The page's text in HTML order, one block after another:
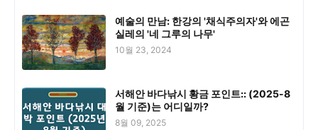
예술의 만남: 한강의 '채식주의자'와 에곤
실레의 '네 그루의 나무'
10월 23, 2024
서해안 바다낚시 황금 포인트:: (2025-8
월 기준)는 어디일까?
8월 09, 2025